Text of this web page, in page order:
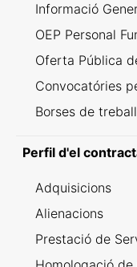
Informació
OEP Personal
Oferta Pública
Convocatóries
Borses de treball
Perfil d'el
Adquisicions
Alienacions
Prestació de